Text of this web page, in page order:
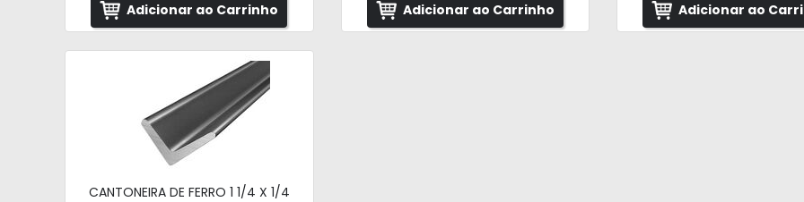
Adicionar ao Carrinho
Adicionar ao Carrinho
Adicionar ao
CANTONEIRA DE FERRO 1 1/4 X 1/4